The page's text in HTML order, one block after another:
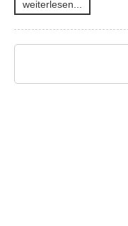
weiterlesen...